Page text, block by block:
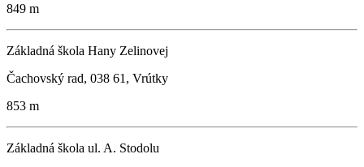
849 m
Základná škola Hany Zelinovej
Čachovský rad, 038 61, Vrútky
853 m
Základná škola ul. A. Stodolu